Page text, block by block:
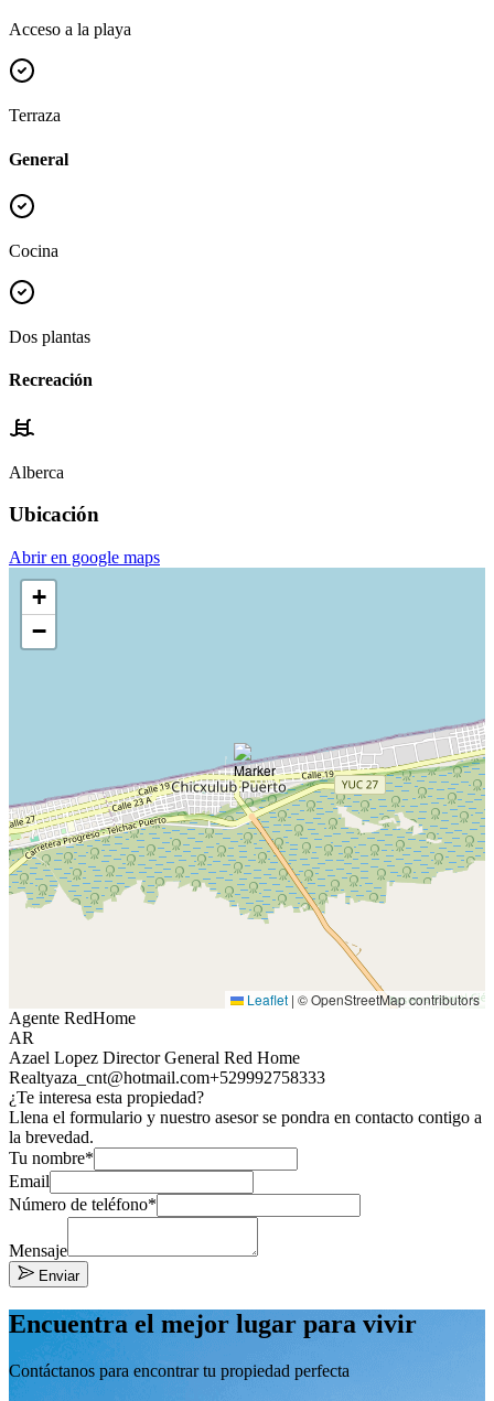
Acceso a la playa
Terraza
General
Cocina
Dos plantas
Recreación
Alberca
Ubicación
Abrir en google maps
+
−
Leaflet | © OpenStreetMap contributors
Agente RedHome
AR
Azael Lopez Director General Red Home
Realtyaza_cnt@hotmail.com+529992758333
¿Te interesa esta propiedad?
Llena el formulario y nuestro asesor se pondra en contacto contigo a
la brevedad.
Tu nombre*
Email
Número de teléfono*
Mensaje
Enviar
Encuentra el mejor lugar para vivir
Contáctanos para encontrar tu propiedad perfecta